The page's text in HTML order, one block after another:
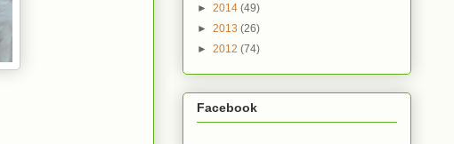
► 2014 (49)
► 2013 (26)
► 2012 (74)
Facebook